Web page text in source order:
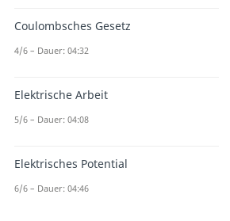
Coulombsches Gesetz
4/6 – Dauer: 04:32
Elektrische Arbeit
5/6 – Dauer: 04:08
Elektrisches Potential
6/6 – Dauer: 04:46